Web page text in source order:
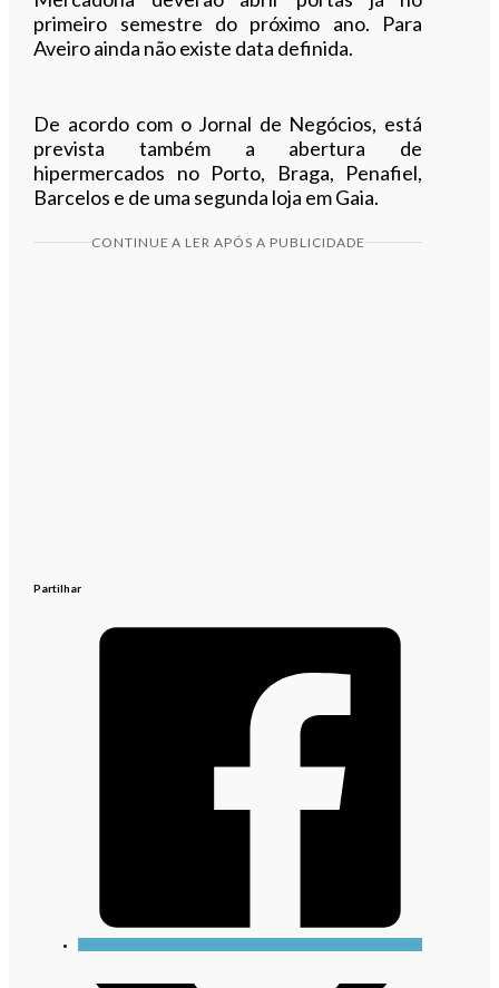
primeiro semestre do próximo ano. Para
Aveiro ainda não existe data definida.
De acordo com o Jornal de Negócios, está
prevista também a abertura de
hipermercados no Porto, Braga, Penafiel,
Barcelos e de uma segunda loja em Gaia.
CONTINUE A LER APÓS A PUBLICIDADE
Partilhar